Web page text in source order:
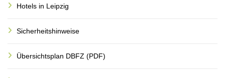
Hotels in Leipzig
Sicherheitshinweise
Übersichtsplan DBFZ (PDF)